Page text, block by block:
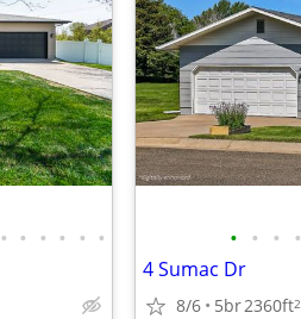
• • • • • • • • • •
4 Sumac Dr
8/6 5br2360ft2